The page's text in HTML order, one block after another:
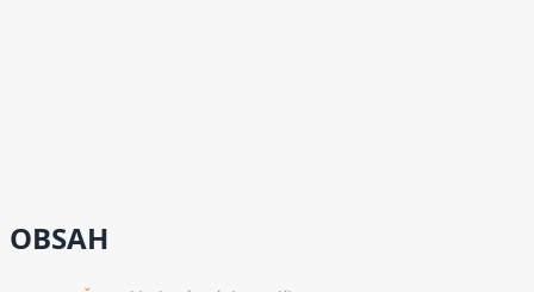
OBSAH